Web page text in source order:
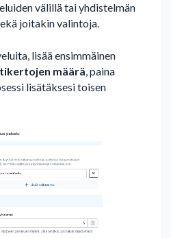
välillä tai yhdistelmän
joitakin valintoja.
lisää ensimmäinen
määrä , paina
lisätäksesi toisen